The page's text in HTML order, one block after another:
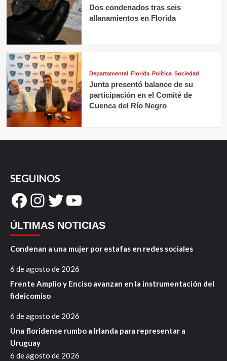
Dos condenados tras seis
allanamientos en Florida
Departamental Florida Política Sociedad
Junta presentó balance de su
participación en el Comité de
Cuenca del Río Negro
SEGUINOS
Facebook
Instagram
Twitter
YouTube
ÚLTIMAS NOTICIAS
Condenan a una mujer por estafas en redes sociales
6 de agosto de 2026
Frente Amplio y Enciso avanzan en la instrumentación del
fideicomiso
6 de agosto de 2026
Una floridense rumbo a Irlanda para representar a
Uruguay
6 de agosto de 2026